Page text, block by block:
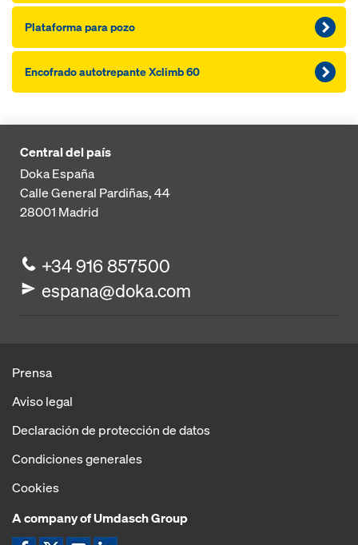
Plataforma pa­ra pozo
Encofra­do autotrepante Xclimb 60
Central del país
Doka España
Calle General Pardiñas, 44
28001 Madrid
+34 916 857500
espana@doka.com
Prensa
Aviso legal
Declaración de protección de datos
Condiciones generales
Cookies
A company of Umdasch Group